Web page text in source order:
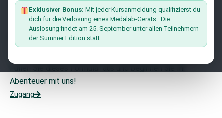
Exklusiver Bonus:Mit jeder Kursanmeldung qualifizierst du
dich für die Verlosung eines Medalab-Geräts · Die
Auslosung findet am 25. September unter allen Teilnehmern
der Summer Edition statt.
Der Liste Beitreten
Möchten Sie mit uns zusammenarbeiten?
Abenteuer mit uns!
Zugang